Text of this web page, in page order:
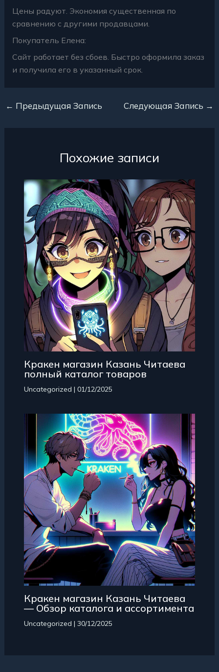
Цены радуют. Экономия существенная по
сравнению с другими продавцами.
Покупатель Елена:
Сайт работает без сбоев. Быстро оформила заказ
и получила его в указанный срок.
← Предыдущая Запись Следующая Запись →
Похожие записи
Кракен магазин Казань Читаева
полный каталог товаров
Uncategorized | 01/12/2025
Кракен магазин Казань Читаева
— Обзор каталога и ассортимента
Uncategorized | 30/12/2025